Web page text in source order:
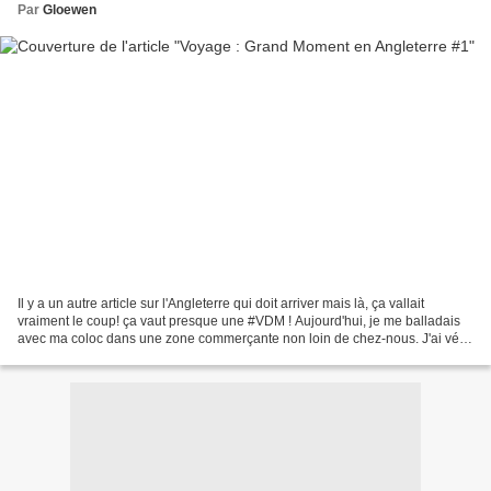
Par Gloewen
Il y a un autre article sur l'Angleterre qui doit arriver mais là, ça vallait
vraiment le coup! ça vaut presque une #VDM ! Aujourd'hui, je me balladais
avec ma coloc dans une zone commerçante non loin de chez-nous. J'ai vécu